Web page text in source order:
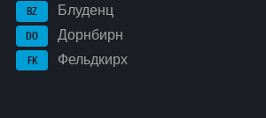
BZ Блуденц
DO Дорнбирн
FK Фельдкирх